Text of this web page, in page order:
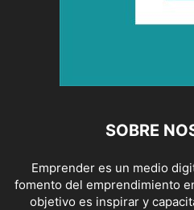
SOBRE
Emprender es un medio
fomento del emprendimiento
objetivo es inspirar y